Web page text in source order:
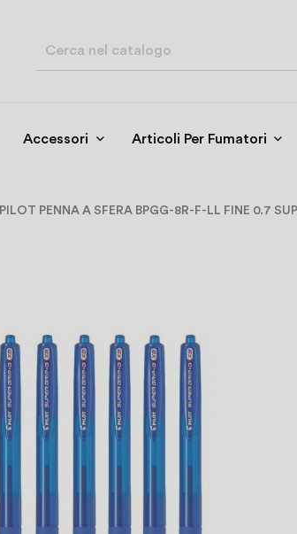
Accessori Articoli Per Fumatori
PILOT PENNA A SFERA BPGG-8R-F-LL FINE 0.7